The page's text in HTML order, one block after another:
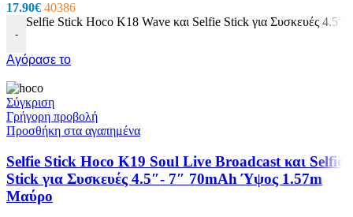
17.90€ 40386
-
Selfie Stick Hoco K18 Wave και Selfie Stick για Συσκευές
Αγόρασε το
Σύγκριση
Γρήγορη προβολή
Προσθήκη στα αγαπημένα
Selfie Stick Hoco K19 Soul Live Broadcast και Selfie
Stick για Συσκευές 4.5″- 7″ 70mAh Ύψος 1.57m
Μαύρο